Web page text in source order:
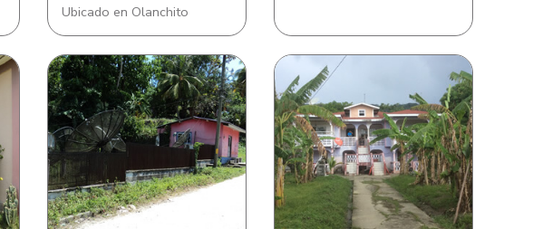
Ubicado en Olanchito
Casa de habitación en barrio
Las Mercedes
Casa de habitación
Savannah Bight